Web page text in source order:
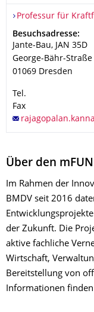
Organisationsname
Professur für
Professur für
Adresse
Besuchsadresse:
Jante-Bau, JAN 35D
George-Bähr-Straße
01069 Dresden
Tel.
Fax
Über den
Im Rahmen der
BMDV seit 2016
der Zukunft. Die
aktive fachliche
Wirtschaft,
Bereitstellung von
Informationen